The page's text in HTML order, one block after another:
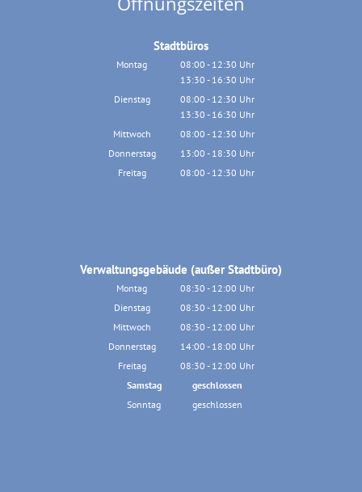
Stadtbüros
Montag 08:00 - 12:30 Uhr
Von 08:00 bis 12:30 Uhr
13:30 - 16:30 Uhr
Von 13:30 bis 16:30 Uhr
Dienstag 08:00 - 12:30 Uhr
Von 08:00 bis 12:30 Uhr
13:30 - 16:30 Uhr
Von 13:30 bis 16:30 Uhr
Mittwoch 08:00 - 12:30 Uhr
Von 08:00 bis 12:30 Uhr
Donnerstag 13:00 - 18:30 Uhr
Von 13:00 bis 18:30 Uhr
Freitag 08:00 - 12:30 Uhr
Verwaltungsgebäude (außer Stadtbüro)
Montag 08:30 - 12:00 Uhr
Von 08:30 bis 12:00 Uhr
Dienstag 08:30 - 12:00 Uhr
Von 08:30 bis 12:00 Uhr
Mittwoch 08:30 - 12:00 Uhr
Von 08:30 bis 12:00 Uhr
Donnerstag 14:00 - 18:00 Uhr
Von 14:00 bis 18:00 Uhr
Freitag 08:30 - 12:00 Uhr
Von 08:30 bis 12:00 Uhr
Samstag
geschlossen
Sonntag
geschlossen